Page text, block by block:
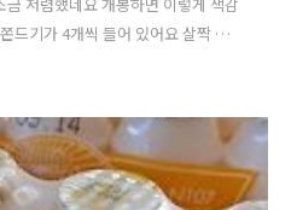
저렴했네요 개봉하면 이렇게 색감
드기가 4개씩 들어 있어요 살짝 도톰
맛있다는데 귀찮아서 이거야 원...
서 굽기는 싫고 먹기는 하니 말이죠
죠? 이건 색이 너무 제 취향이네요
라오는 맛이랍니다 두개정도 먹으면